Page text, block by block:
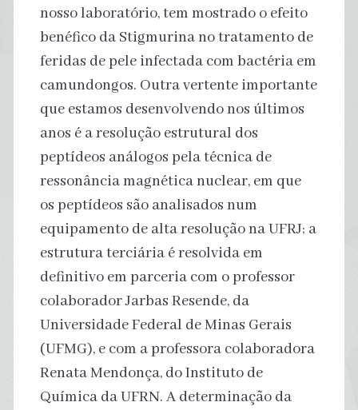
nosso laboratório, tem mostrado o efeito
benéfico da Stigmurina no tratamento de
feridas de pele infectada com bactéria em
camundongos. Outra vertente importante
que estamos desenvolvendo nos últimos
anos é a resolução estrutural dos
peptídeos análogos pela técnica de
ressonância magnética nuclear, em que
os peptídeos são analisados num
equipamento de alta resolução na UFRJ; a
estrutura terciária é resolvida em
definitivo em parceria com o professor
colaborador Jarbas Resende, da
Universidade Federal de Minas Gerais
(UFMG), e com a professora colaboradora
Renata Mendonça, do Instituto de
Química da UFRN. A determinação da